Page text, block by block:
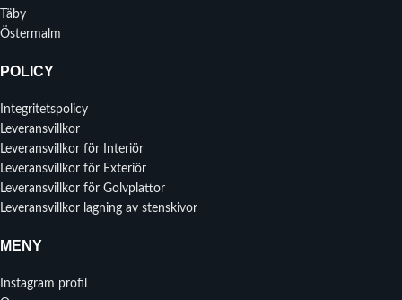
Täby
Östermalm
POLICY
Integritetspolicy
Leveransvillkor
Leveransvillkor för Interiör
Leveransvillkor för Exteriör
Leveransvillkor för Golvplattor
Leveransvillkor lagning av stenskivor
MENY
Instagram profil